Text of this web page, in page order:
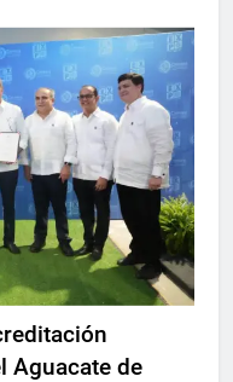
Aguacate de